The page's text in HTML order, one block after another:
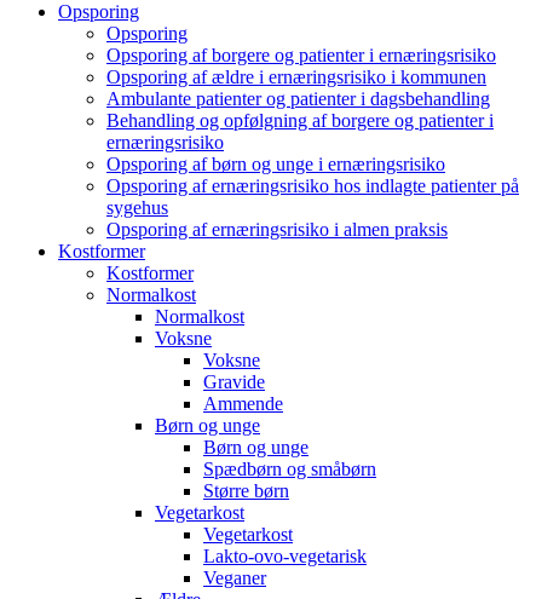
Opsporing
Opsporing
Opsporing af borgere og patienter i ernæringsrisiko
Opsporing af ældre i ernæringsrisiko i kommunen
Ambulante patienter og patienter i dagsbehandling
Behandling og opfølgning af borgere og patienter i
ernæringsrisiko
Opsporing af børn og unge i ernæringsrisiko
Opsporing af ernæringsrisiko hos indlagte patienter på
sygehus
Opsporing af ernæringsrisiko i almen praksis
Kostformer
Kostformer
Normalkost
Normalkost
Voksne
Voksne
Gravide
Ammende
Børn og unge
Børn og unge
Spædbørn og småbørn
Større børn
Vegetarkost
Vegetarkost
Lakto-ovo-vegetarisk
Veganer